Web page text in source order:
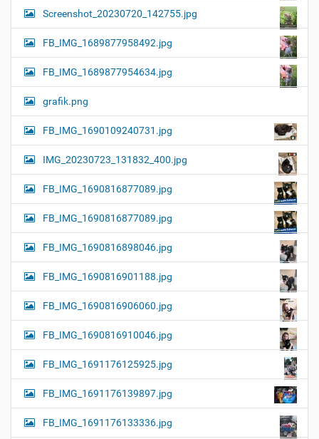
Screenshot_20230720_142755.jpg
FB_IMG_1689877958492.jpg
FB_IMG_1689877954634.jpg
grafik.png
FB_IMG_1690109240731.jpg
IMG_20230723_131832_400.jpg
FB_IMG_1690816877089.jpg
FB_IMG_1690816877089.jpg
FB_IMG_1690816898046.jpg
FB_IMG_1690816901188.jpg
FB_IMG_1690816906060.jpg
FB_IMG_1690816910046.jpg
FB_IMG_1691176125925.jpg
FB_IMG_1691176139897.jpg
FB_IMG_1691176133336.jpg